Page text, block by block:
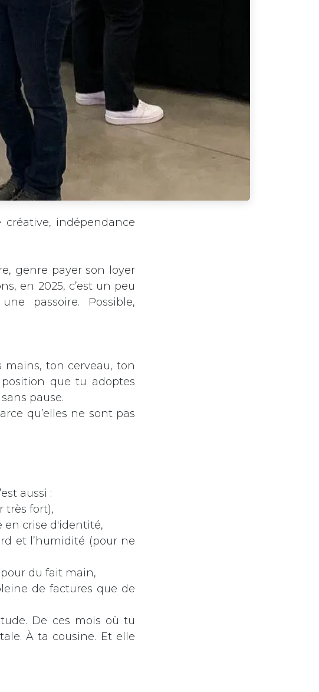
créative, indépendance
genre payer son loyer
en 2025, c’est un peu
passoire. Possible,
ton cerveau, ton
que tu adoptes
pause.
qu’elles ne sont pas
aussi :
très fort),
en crise d'identité,
et l’humidité (pour ne
du fait main,
de factures que de
De ces mois où tu
À ta cousine. Et elle